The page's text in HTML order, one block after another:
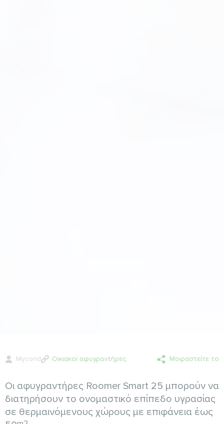
Mycond Οικιακοί αφυγραντήρες Μοιραστείτε το
Οι αφυγραντήρες Roomer Smart 25 μπορούν να
διατηρήσουν το ονομαστικό επίπεδο υγρασίας
σε θερμαινόμενους χώρους με επιφάνεια έως